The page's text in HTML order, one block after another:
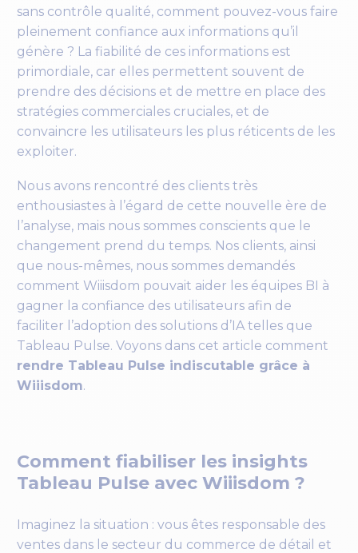
sans contrôle qualité, comment pouvez-vous faire
pleinement confiance aux informations qu’il
génère ? La fiabilité de ces informations est
primordiale, car elles permettent souvent de
prendre des décisions et de mettre en place des
stratégies commerciales cruciales, et de
convaincre les utilisateurs les plus réticents de les
exploiter.
Nous avons rencontré des clients très
enthousiastes à l’égard de cette nouvelle ère de
l’analyse, mais nous sommes conscients que le
changement prend du temps. Nos clients, ainsi
que nous-mêmes, nous sommes demandés
comment Wiiisdom pouvait aider les équipes BI à
gagner la confiance des utilisateurs afin de
faciliter l’adoption des solutions d’IA telles que
Tableau Pulse. Voyons dans cet article comment
rendre Tableau Pulse indiscutable grâce à
Wiiisdom.
Comment fiabiliser les insights
Tableau Pulse avec Wiiisdom ?
Imaginez la situation : vous êtes responsable des
ventes dans le secteur du commerce de détail et